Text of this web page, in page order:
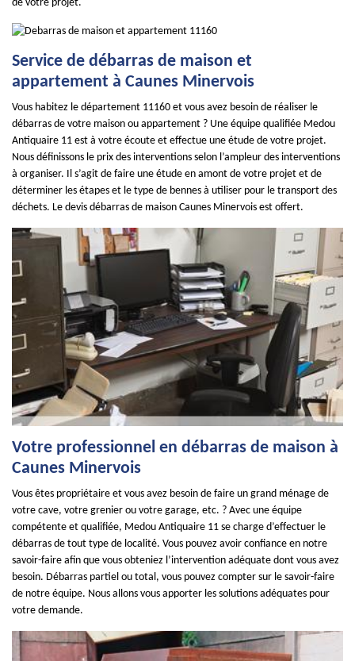
de votre projet.
Service de débarras de maison et
appartement à Caunes Minervois
Vous habitez le département 11160 et vous avez besoin de réaliser le
débarras de votre maison ou appartement ? Une équipe qualifiée Medou
Antiquaire 11 est à votre écoute et effectue une étude de votre projet.
Nous définissons le prix des interventions selon l’ampleur des interventions
à organiser. Il s’agit de faire une étude en amont de votre projet et de
déterminer les étapes et le type de bennes à utiliser pour le transport des
déchets. Le devis débarras de maison Caunes Minervois est offert.
Votre professionnel en débarras de maison à
Caunes Minervois
Vous êtes propriétaire et vous avez besoin de faire un grand ménage de
votre cave, votre grenier ou votre garage, etc. ? Avec une équipe
compétente et qualifiée, Medou Antiquaire 11 se charge d’effectuer le
débarras de tout type de localité. Vous pouvez avoir confiance en notre
savoir-faire afin que vous obteniez l’intervention adéquate dont vous avez
besoin. Débarras partiel ou total, vous pouvez compter sur le savoir-faire
de notre équipe. Nous allons vous apporter les solutions adéquates pour
votre demande.